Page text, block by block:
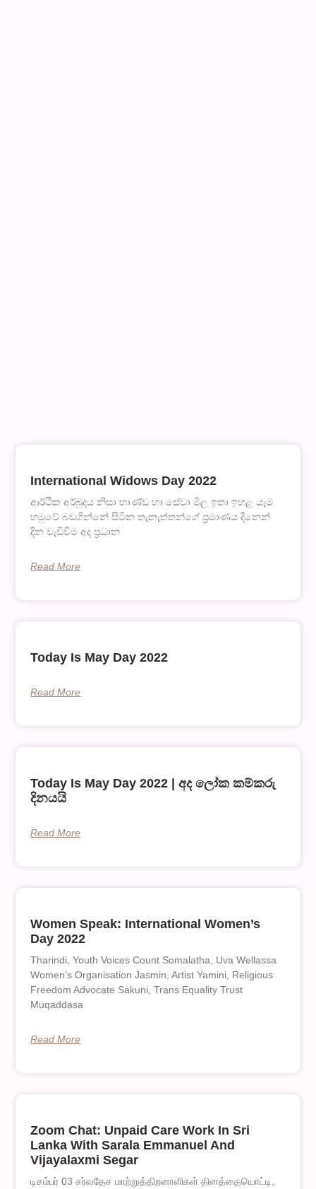
International Widows Day 2022
ආර්ථික අර්බුදය නිසා භාණ්ඩ හා සේවා මිල ඉතා ඉහළ යෑම
හමුවේ බඩගින්නේ සිටින තැනැත්තන්ගේ ප‍්‍රමාණය දිනෙන්
දින වැඩිවීම අද ප‍්‍රධාන
Read More
Today Is May Day 2022
Read More
Today Is May Day 2022 | අද ලෝක කම්කරු
දිනයයි
Read More
Women Speak: International Women’s
Day 2022
Tharindi, Youth Voices Count Somalatha, Uva Wellassa
Women’s Organisation Jasmin, Artist Yamini, Religious
Freedom Advocate Sakuni, Trans Equality Trust
Muqaddasa
Read More
Zoom Chat: Unpaid Care Work In Sri
Lanka With Sarala Emmanuel And
Vijayalaxmi Segar
டிசம்பர் 03 சர்வதேச மாற்றுத்திறனாளிகள் தினத்தையொட்டி,